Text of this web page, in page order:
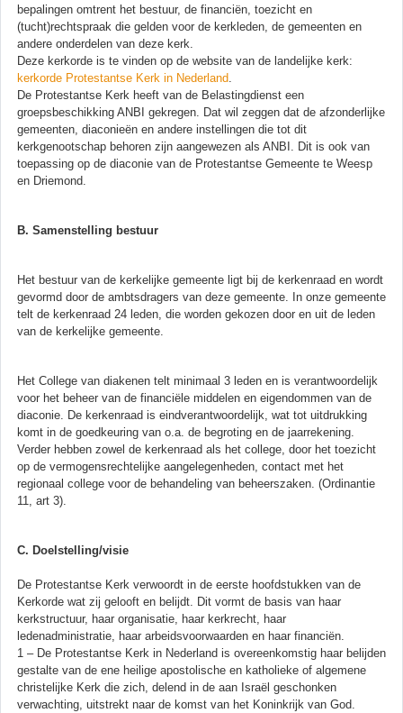
bepalingen omtrent het bestuur, de financiën, toezicht en
(tucht)rechtspraak die gelden voor de kerkleden, de gemeenten en
andere onderdelen van deze kerk.
Deze kerkorde is te vinden op de website van de landelijke kerk:
kerkorde Protestantse Kerk in Nederland
De Protestantse Kerk heeft van de Belastingdienst een
groepsbeschikking ANBI gekregen. Dat wil zeggen dat de afzonderlijke
gemeenten, diaconieën en andere instellingen die tot dit
kerkgenootschap behoren zijn aangewezen als ANBI. Dit is ook van
toepassing op de diaconie van de Protestantse Gemeente te Weesp
en Driemond.
B. Samenstelling bestuur
Het bestuur van de kerkelijke gemeente ligt bij de kerkenraad en wordt
gevormd door de ambtsdragers van deze gemeente. In onze gemeente
telt de kerkenraad 24 leden, die worden gekozen door en uit de leden
van de kerkelijke gemeente.
Het College van diakenen telt minimaal 3 leden en is verantwoordelijk
voor het beheer van de financiële middelen en eigendommen van de
diaconie. De kerkenraad is eindverantwoordelijk, wat tot uitdrukking
komt in de goedkeuring van o.a. de begroting en de jaarrekening.
Verder hebben zowel de kerkenraad als het college, door het toezicht
op de vermogensrechtelijke aangelegenheden, contact met het
regionaal college voor de behandeling van beheerszaken. (Ordinantie
11, art 3).
C. Doelstelling/visie
De Protestantse Kerk verwoordt in de eerste hoofdstukken van de
Kerkorde wat zij gelooft en belijdt. Dit vormt de basis van haar
kerkstructuur, haar organisatie, haar kerkrecht, haar
ledenadministratie, haar arbeidsvoorwaarden en haar financiën.
1 – De Protestantse Kerk in Nederland is overeenkomstig haar belijden
gestalte van de ene heilige apostolische en katholieke of algemene
christelijke Kerk die zich, delend in de aan Israël geschonken
verwachting, uitstrekt naar de komst van het Koninkrijk van God.